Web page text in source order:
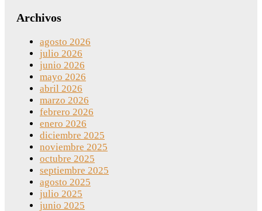
Archivos
agosto 2026
julio 2026
junio 2026
mayo 2026
abril 2026
marzo 2026
febrero 2026
enero 2026
diciembre 2025
noviembre 2025
octubre 2025
septiembre 2025
agosto 2025
julio 2025
junio 2025